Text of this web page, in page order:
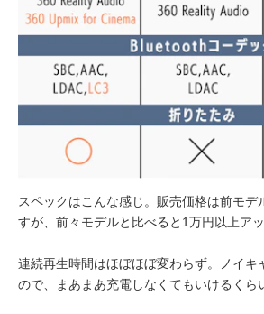
スペックはこんな感じ。販売価格は前モデ
すが、前々モデルと比べると1万円以上ア
連続再生時間はほぼほぼ変わらず。ノイキ
ので、まあまあ充電しなくてもいけるくら